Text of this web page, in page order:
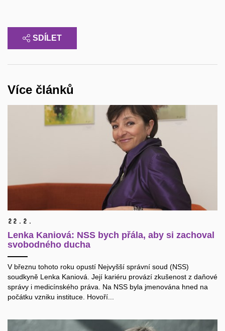
SDÍLET
Více článků
22. 2.
Lenka Kaniová: NSS bych přála, aby si zachoval
svobodného ducha
V březnu tohoto roku opustí Nejvyšší správní soud (NSS)
soudkyně Lenka Kaniová. Její kariéru provází zkušenost z daňové
správy i medicínského práva. Na NSS byla jmenována hned na
počátku vzniku instituce. Hovoří...